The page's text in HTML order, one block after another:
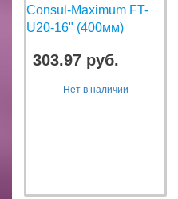
Consul-Maximum FT-
U20-16" (400мм)
303.97 руб.
Нет в наличии